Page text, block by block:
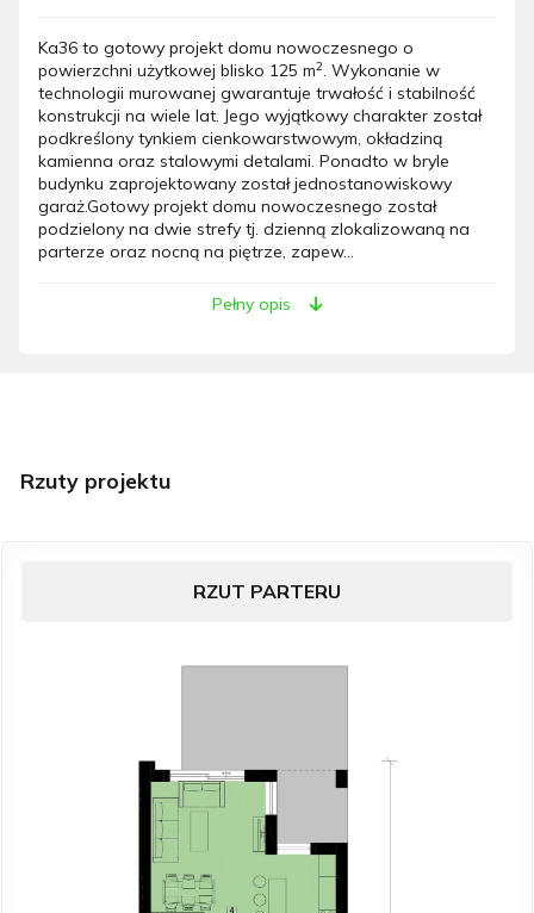
Ka36 to gotowy projekt domu nowoczesnego o
powierzchni użytkowej blisko 125 m2. Wykonanie w
technologii murowanej gwarantuje trwałość i stabilność
konstrukcji na wiele lat. Jego wyjątkowy charakter został
podkreślony tynkiem cienkowarstwowym, okładziną
kamienna oraz stalowymi detalami. Ponadto w bryle
budynku zaprojektowany został jednostanowiskowy
garaż.Gotowy projekt domu nowoczesnego został
podzielony na dwie strefy tj. dzienną zlokalizowaną na
parterze oraz nocną na piętrze, zapew...
Pełny opis
Rzuty projektu
RZUT PARTERU